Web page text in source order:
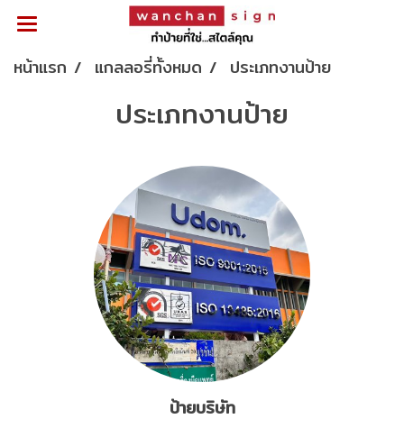
หน้าแรก แกลลอรี่ทั้งหมด ประเภทงานป้าย
ประเภทงานป้าย
ป้ายบริษัท